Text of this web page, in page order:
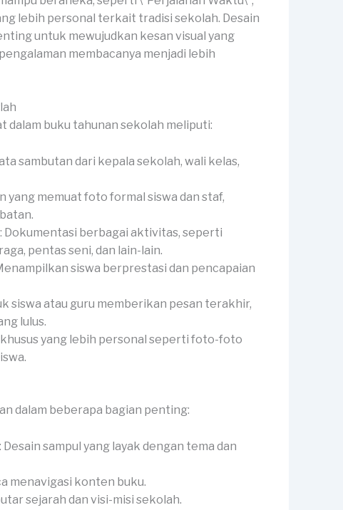
lebih personal terkait tradisi sekolah. Desain
untuk mewujudkan kesan visual yang
membacanya menjadi lebih
dalam buku tahunan sekolah meliputi:
sambutan dari kepala sekolah, wali kelas,
yang memuat foto formal siswa dan staf,
Dokumentasi berbagai aktivitas, seperti
pentas seni, dan lain-lain.
siswa berprestasi dan pencapaian
siswa atau guru memberikan pesan terakhir,
lulus.
yang lebih personal seperti foto-foto
dalam beberapa bagian penting:
sampul yang layak dengan tema dan
menavigasi konten buku.
sejarah dan visi-misi sekolah.